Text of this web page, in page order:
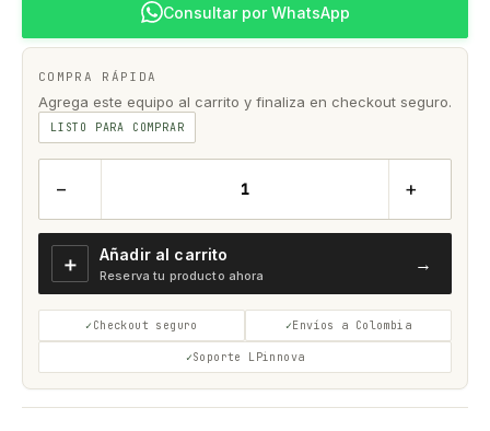
Consultar por WhatsApp
COMPRA RÁPIDA
Agrega este equipo al carrito y finaliza en checkout seguro.
LISTO PARA COMPRAR
− +
＋ Añadir al carrito
Reserva tu producto ahora
→
Checkout seguro Envíos a Colombia
Soporte LPinnova